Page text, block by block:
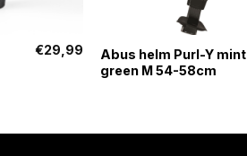
€29,99
Abus helm Purl-Y mint
green M 54-58cm